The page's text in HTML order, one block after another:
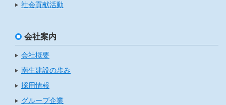
社会貢献活動
会社案内
会社概要
南生建設の歩み
採用情報
グループ企業